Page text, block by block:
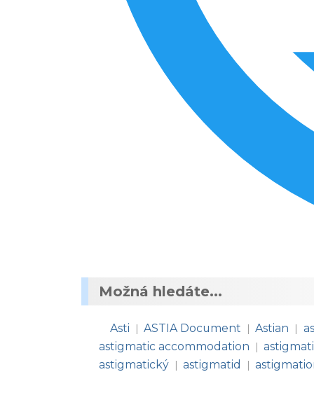
Možná hledáte...
Asti | ASTIA Document | Astian |
astigmatic accommodation
|
astigmatický | astigmatid |